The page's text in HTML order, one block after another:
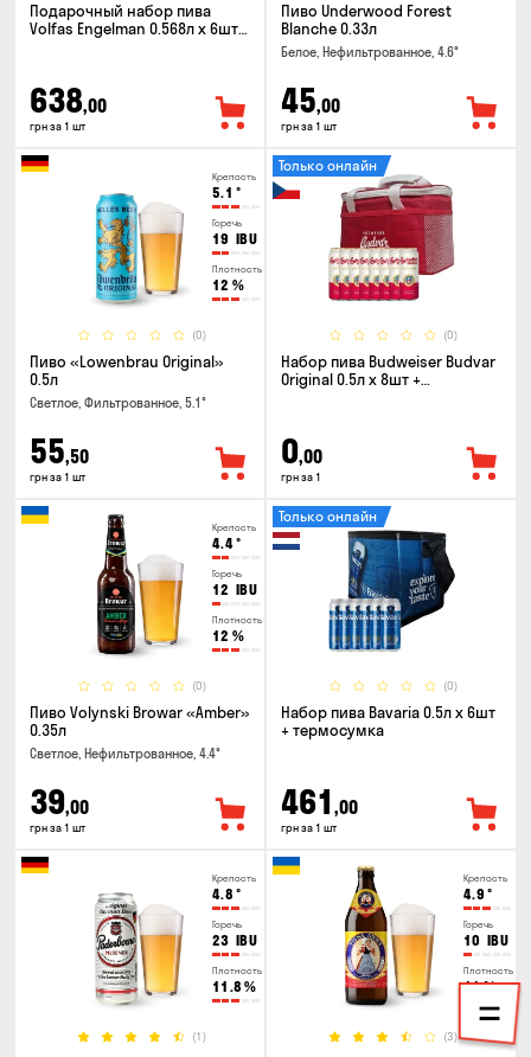
Подарочный набор пива
Volfas Engelman 0.568л x 6шт +
638,00
грн за 1 шт
Пиво Underwood Forest
Blanche 0.33л
Белое, Нефильтрованное, 4.6°
45,00
грн за 1 шт
Крепость
5.1 °
Горечь
19 IBU
Плотность
12 %
(0)
Пиво «Lowenbrau Original»
0.5л
Светлое, Фильтрованное, 5.1°
55,50
грн за 1 шт
(0)
Только онлайн
Набор пива Budweiser Budvar
Original 0.5л x 8шт +
0,00
грн за 1
Крепость
4.4°
Горечь
12 IBU
Плотность
12 %
(0)
Пиво Volynski Browar «Amber»
0.35л
Светлое, Нефильтрованное, 4.4°
39,00
грн за 1 шт
(0)
Только онлайн
Набор пива Bavaria 0.5л х 6шт
+ термосумка
461 ,00
грн за 1 шт
Крепость
4.8 °
Горечь
23 IBU
Плотность
11.8 %
(1)
Крепость
4.9 °
Горечь
10 IBU
Плотность
11%
(3)